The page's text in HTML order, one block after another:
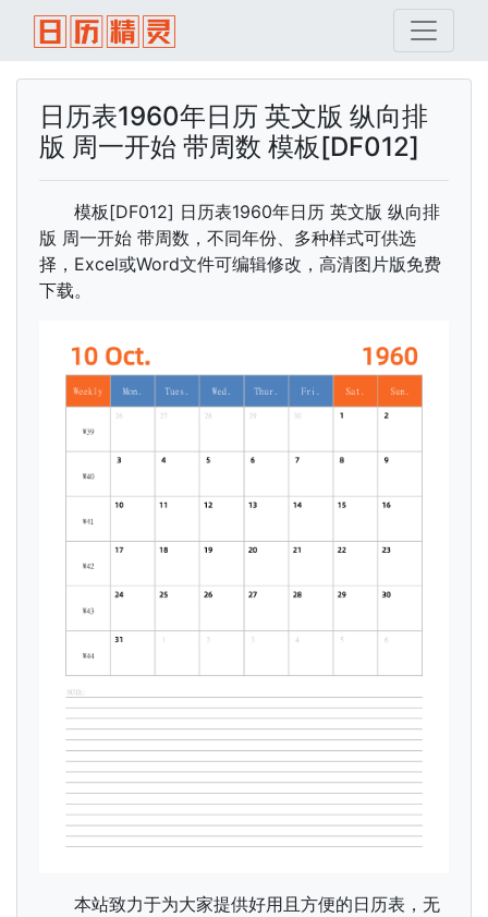
日历表1960年日历 英文版 纵向排
版 周一开始 带周数 模板[DF012]
模板[DF012] 日历表1960年日历 英文版 纵向排
版 周一开始 带周数，不同年份、多种样式可供选
择，Excel或Word文件可编辑修改，高清图片版免费
下载。
本站致力于为大家提供好用且方便的日历表，无